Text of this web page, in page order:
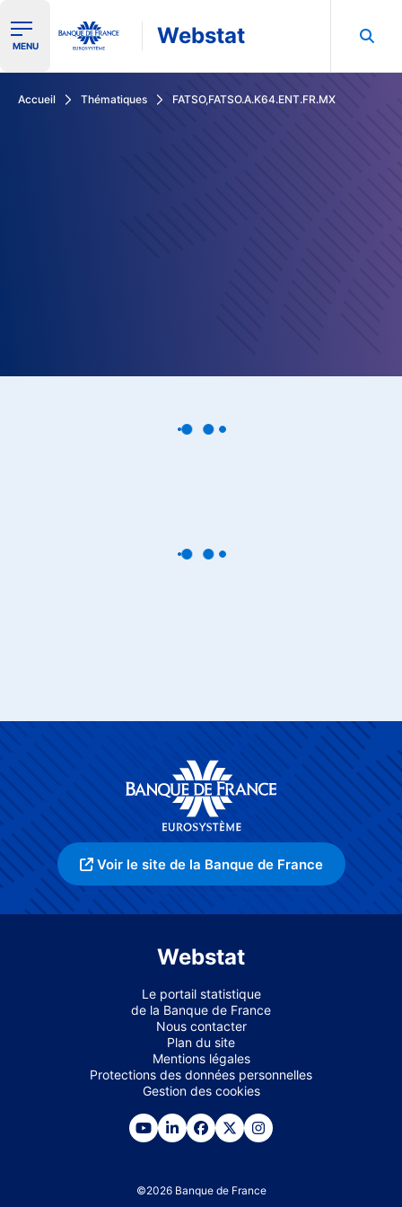
Ouvrir le menu de navigation
MENU Webstat
Accueil Thématiques FATSO,FATSO.A.K64.ENT.FR.MX
Voir le site de la Banque de France
Webstat
Le portail statistique
de la Banque de France
Nous contacter
Plan du site
Mentions légales
Protections des données personnelles
Gestion des cookies
©2026 Banque de France